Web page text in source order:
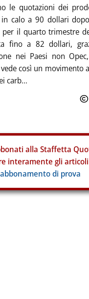
le quotazioni dei
calo a 90 dollari
per il quarto trimestre
fino a 82 dollari,
nei Paesi non
così un movimento
carb...
alla Staffetta
interamente gli
di prova